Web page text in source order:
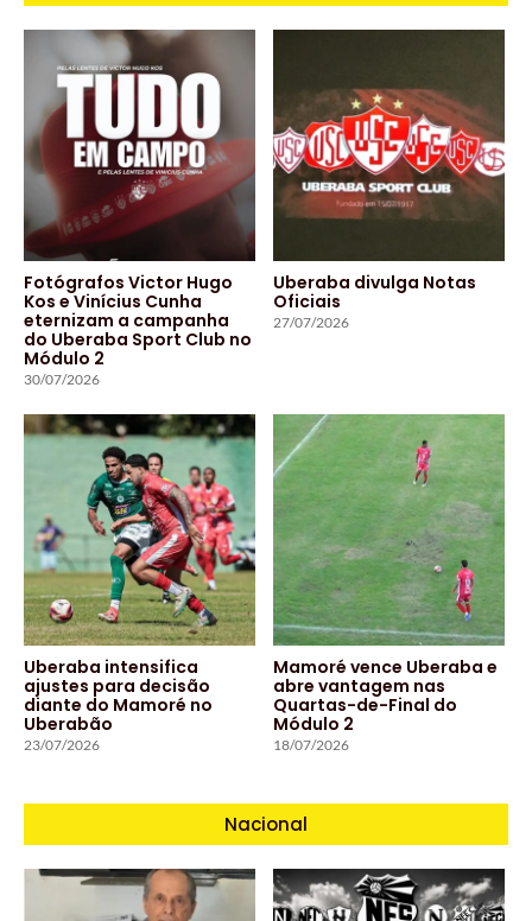
Fotógrafos Victor Hugo
Kos e Vinícius Cunha
eternizam a campanha
do Uberaba Sport Club no
Módulo 2
30/07/2026
Uberaba divulga Notas
Oficiais
27/07/2026
Uberaba intensifica
ajustes para decisão
diante do Mamoré no
Uberabão
23/07/2026
Mamoré vence Uberaba e
abre vantagem nas
Quartas-de-Final do
Módulo 2
18/07/2026
Nacional